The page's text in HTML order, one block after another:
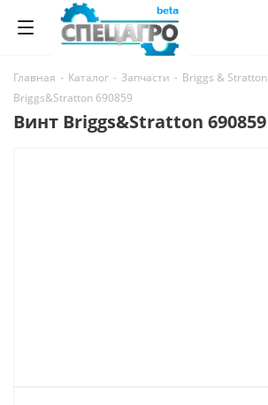
Главная - Каталог - Запчасти - Briggs & Stratton
Briggs&Stratton 690859
Винт Briggs&Stratton 690859